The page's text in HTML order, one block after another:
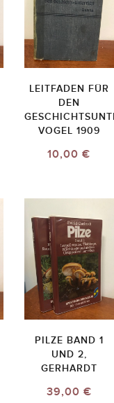
LEITFADEN FÜR
DEN
VOGEL 1909
10,00 €
PILZE BAND 1
UND 2,
GERHARDT
39,00 €